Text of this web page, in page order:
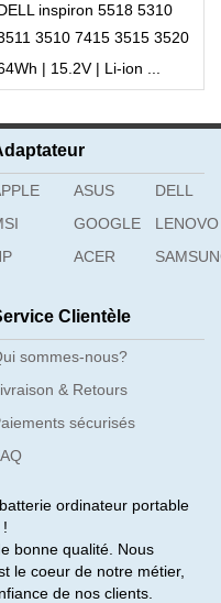
inspiron 5518 5310
3510 7415 3515 3520
5410 3420, Dell Vostro
3515 5410 5510
XDY9K JGCCT
| 15.2V | Li-ion ...
ASUS
DELL
GOOGLE
LENOVO
ACER
Clientèle
sommes-nous?
& Retours
sécurisés
ordinateur portable
bonne qualité. Nous
le coeur de notre métier,
de nos clients.